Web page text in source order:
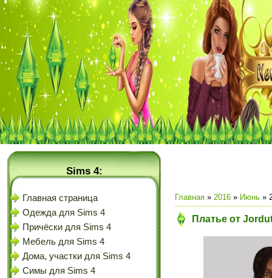
Sims 4:
Главная страница
Одежда для Sims 4
Причёски для Sims 4
Мебель для Sims 4
Дома, участки для Sims 4
Симы для Sims 4
Главная » 2016 » Июнь »
Платье от